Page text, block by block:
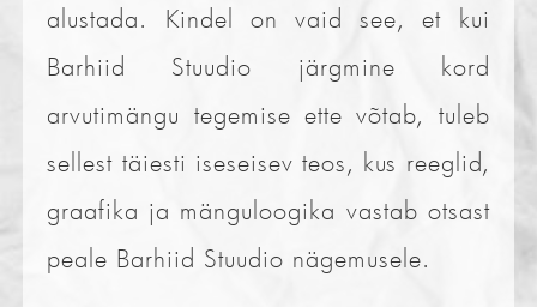
alustada. Kindel on vaid see, et kui
Barhiid Stuudio järgmine kord
arvutimängu tegemise ette võtab, tuleb
sellest täiesti iseseisev teos, kus reeglid,
graafika ja mänguloogika vastab otsast
peale Barhiid Stuudio nägemusele.